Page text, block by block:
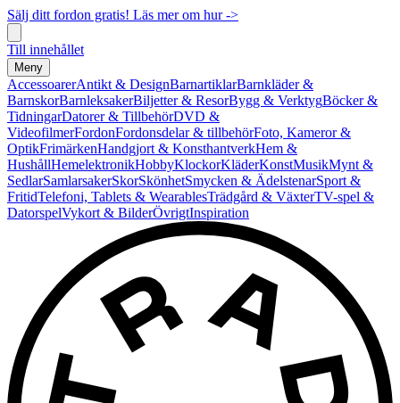
Sälj ditt fordon gratis! Läs mer om hur ->
Till innehållet
Meny
AccessoarerAntikt & DesignBarnartiklarBarnkläder &
BarnskorBarnleksakerBiljetter & ResorBygg & VerktygBöcker &
TidningarDatorer & TillbehörDVD &
VideofilmerFordonFordonsdelar & tillbehörFoto, Kameror &
OptikFrimärkenHandgjort & KonsthantverkHem &
HushållHemelektronikHobbyKlockorKläderKonstMusikMynt &
SedlarSamlarsakerSkorSkönhetSmycken & ÄdelstenarSport &
FritidTelefoni, Tablets & WearablesTrädgård & VäxterTV-spel &
DatorspelVykort & BilderÖvrigtInspiration